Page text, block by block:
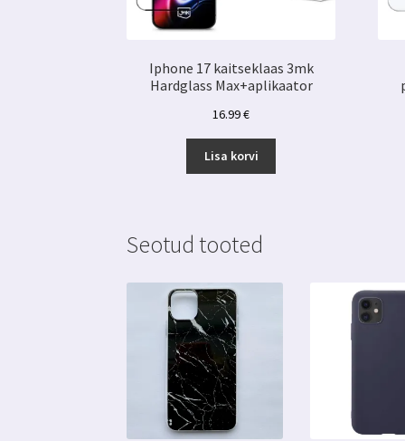
Iphone 17 kaitseklaas 3mk
Hardglass Max+aplikaator
16.99€
Lisa korvi
Seotud tooted